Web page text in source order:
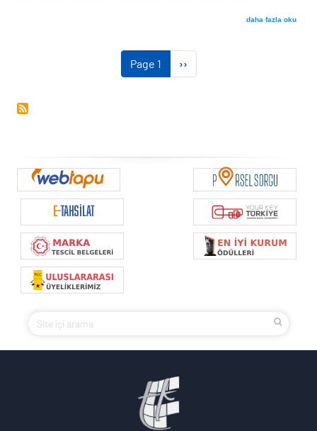
DAVACININ 5620
daha fazla oku
Page 1 Sonraki sayfa
››